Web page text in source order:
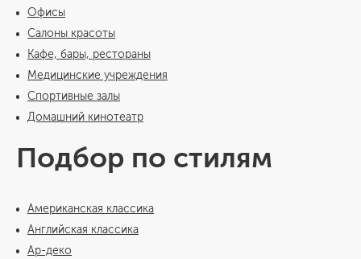
Офисы
Салоны красоты
Кафе, бары, рестораны
Медицинские учреждения
Спортивные залы
Домашний кинотеатр
Подбор по стилям
Американская классика
Английская классика
Ар-деко